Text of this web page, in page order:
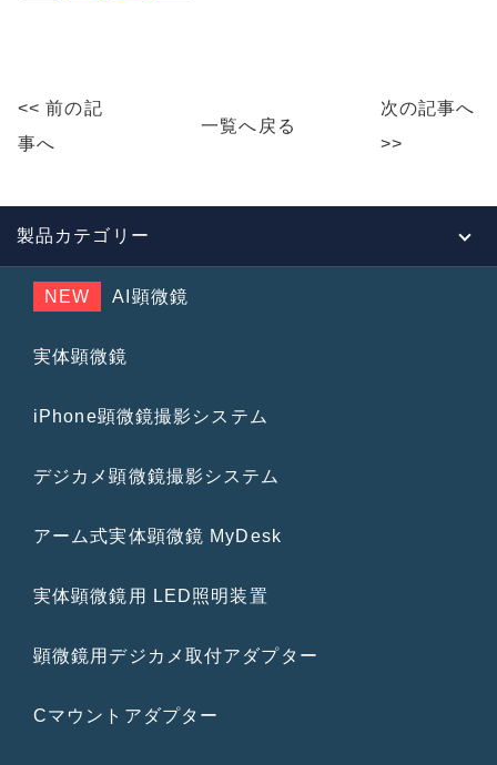
k
<< 前の記
事へ
一覧へ戻る
次の記事へ
>>
製品カテゴリー
NEW AI顕微鏡
実体顕微鏡
iPhone顕微鏡撮影システム
デジカメ顕微鏡撮影システム
アーム式実体顕微鏡 MyDesk
実体顕微鏡用 LED照明装置
顕微鏡用デジカメ取付アダプター
Cマウントアダプター